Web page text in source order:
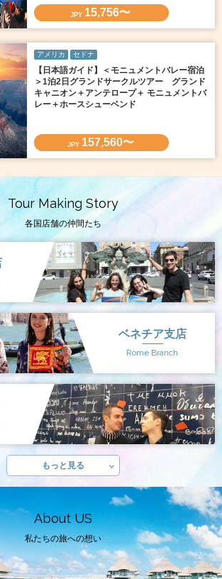
JPY 15,756〜
アメリカ セドナ
【日本語ガイド】＜モニュメントバレー宿泊
＞1泊2日グランドサークルツアー グランド
キャニオン＋アンテロープ＋ モニュメントバ
レー＋ホースシューベンド
JPY 157,560〜
Tour Making Story
各国店舗の仲間たち
ベネチア支店
Rome Branch
もっと見る
About US
私たちの旅への想い